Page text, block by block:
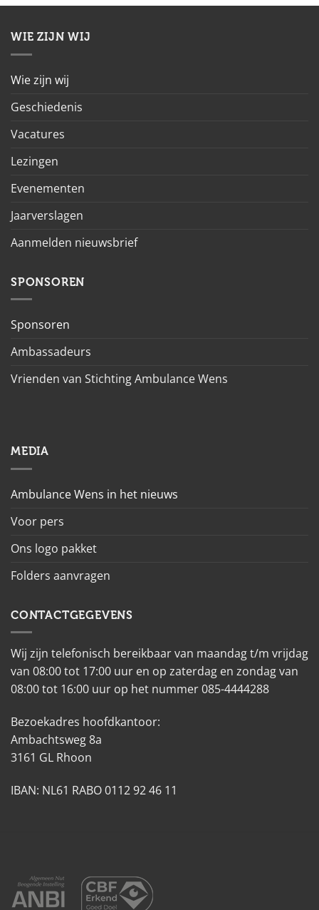
WIE ZIJN WIJ
Wie zijn wij
Geschiedenis
Vacatures
Lezingen
Evenementen
Jaarverslagen
Aanmelden nieuwsbrief
SPONSOREN
Sponsoren
Ambassadeurs
Vrienden van Stichting Ambulance Wens
MEDIA
Ambulance Wens in het nieuws
Voor pers
Ons logo pakket
Folders aanvragen
CONTACTGEGEVENS
Wij zijn telefonisch bereikbaar van maandag t/m vrijdag
van 08:00 tot 17:00 uur en op zaterdag en zondag van
08:00 tot 16:00 uur op het nummer 085-4444288
Bezoekadres hoofdkantoor:
Ambachtsweg 8a
3161 GL Rhoon
IBAN: NL61 RABO 0112 92 46 11